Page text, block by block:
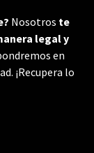
Nosotros te
legal y
en
¡Recupera lo